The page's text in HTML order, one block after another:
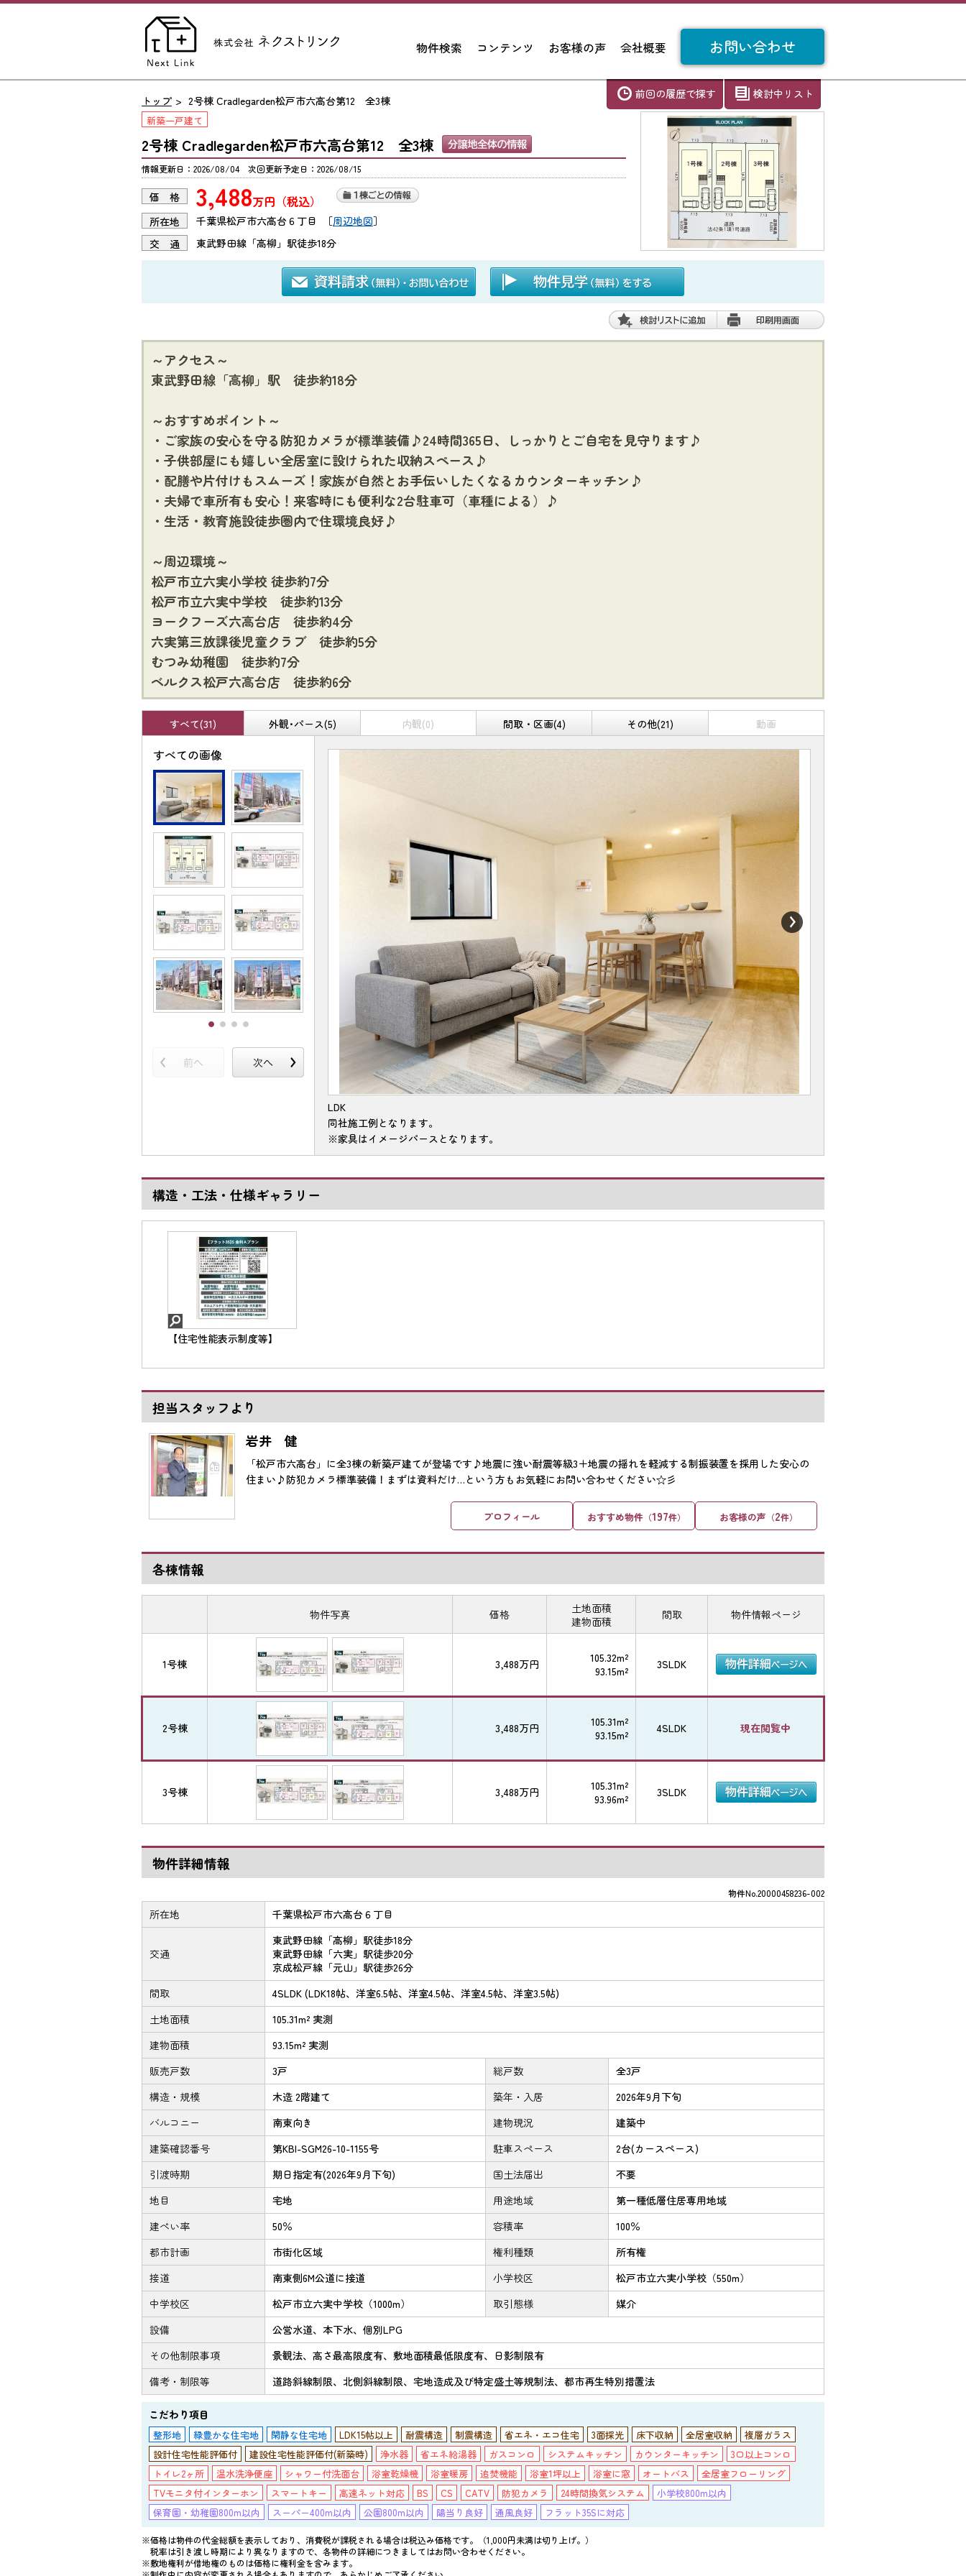
物件検索 コンテンツ お客様の声 会社概要 お問い合わせ
前回の履歴で探す 検討中リスト
トップ 2号棟 Cradlegarden松戸市六高台第12 全3棟
新築一戸建て
2号棟 Cradlegarden松戸市六高台第12 全3棟
情報更新日：2026/08/04 次回更新予定日：2026/08/15
価 格 3,488万円（税込）
所在地 千葉県松戸市六高台６丁目 ［周辺地図］
交 通
東武野田線「高柳」駅徒歩18分
～アクセス～
東武野田線「高柳」駅 徒歩約18分
～おすすめポイント～
・ご家族の安心を守る防犯カメラが標準装備♪24時間365日、しっかりとご自宅を見守ります♪
・子供部屋にも嬉しい全居室に設けられた収納スペース♪
・配膳や片付けもスムーズ！家族が自然とお手伝いしたくなるカウンターキッチン♪
・夫婦で車所有も安心！来客時にも便利な2台駐車可（車種による）♪
・生活・教育施設徒歩圏内で住環境良好♪
～周辺環境～
松戸市立六実小学校 徒歩約7分
松戸市立六実中学校 徒歩約13分
ヨークフーズ六高台店 徒歩約4分
六実第三放課後児童クラブ 徒歩約5分
むつみ幼稚園 徒歩約7分
ベルクス松戸六高台店 徒歩約6分
すべて(31) 外観･パース(5) 内観(0) 間取・区画(4) その他(21) 動画
すべての画像
LDK
同社施工例となります。
※家具はイメージパースとなります。
構造・工法・仕様ギャラリー
【住宅性能表示制度等】
担当スタッフより
岩井 健
「松戸市六高台」に全3棟の新築戸建てが登場です♪地震に強い耐震等級3＋地震の揺れを軽減する制振装置を採用した安心の
住まい♪防犯カメラ標準装備！まずは資料だけ…という方もお気軽にお問い合わせください☆彡
プロフィール おすすめ物件（197件） お客様の声 （2件）
各棟情報
物件写真 価格
土地面積
建物面積
間取 物件情報ページ
1号棟 3,488万円
105.32m²
93.15m²
3SLDK
2号棟 3,488万円
105.31m²
93.15m²
4SLDK 現在閲覧中
3号棟 3,488万円
105.31m²
93.96m²
3SLDK
物件詳細情報
物件No.20000458236-002
所在地 千葉県松戸市六高台６丁目
交通
東武野田線「高柳」駅徒歩18分
東武野田線「六実」駅徒歩20分
京成松戸線「元山」駅徒歩26分
間取
4SLDK (LDK18帖、洋室6.5帖、洋室4.5帖、洋室4.5帖、洋室3.5帖)
土地面積
105.31m² 実測
建物面積
93.15m² 実測
販売戸数
3戸 総戸数
全3戸
構造・規模
木造 2階建て 築年・入居
2026年9月下旬
バルコニー
南東向き 建物現況
建築中
建築確認番号
第KBI-SGM26-10-1155号 駐車スペース
2台(カースペース)
引渡時期
期日指定有(2026年9月下旬) 国土法届出
不要
地目
宅地 用途地域
第一種低層住居専用地域
建ぺい率
50％ 容積率
100％
都市計画
市街化区域 権利種類
所有権
接道
南東側6M公道に接道 小学校区
松戸市立六実小学校（550m）
中学校区
松戸市立六実中学校（1000m） 取引態様
媒介
設備
公営水道、本下水、個別LPG
その他制限事項
景観法、高さ最高限度有、敷地面積最低限度有、日影制限有
備考・制限等
道路斜線制限、北側斜線制限、宅地造成及び特定盛土等規制法、都市再生特別措置法
こだわり項目
整形地 緑豊かな住宅地 閑静な住宅地 LDK15帖以上 耐震構造 制震構造 省エネ・エコ住宅 3面採光 床下収納 全居室収納
複層ガラス
設計住宅性能評価付
建設住宅性能評価付(新築時) 浄水器 省エネ給湯器 ガスコンロ システムキッチン カウンターキッチン
3口以上コンロ
トイレ2ヶ所
温水洗浄便座 シャワー付洗面台 浴室乾燥機 浴室暖房 追焚機能 浴室1坪以上 浴室に窓 オートバス
全居室フローリング
TVモニタ付インターホン
スマートキー 高速ネット対応 BS CS CATV 防犯カメラ 24時間換気システム
小学校800m以内
保育園・幼稚園800m以内
スーパー400m以内 公園800m以内 陽当り良好 通風良好 フラット35Sに対応
※価格は物件の代金総額を表示しており、消費税が課税される場合は税込み価格です。（1,000円未満は切り上げ。）
税率は引き渡し時期により異なりますので、各物件の詳細につきましてはお問い合わせください。
※敷地権利が借地権のものは価格に権利金を含みます。